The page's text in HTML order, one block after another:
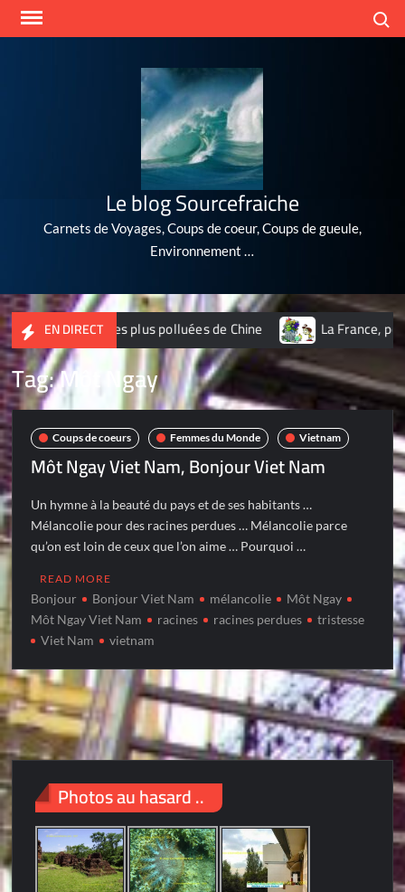
Skip
Le blog Sourcefraiche
Carnets de Voyages, Coups de coeur, Coups de gueule,
Environnement …
EN DIRECT
des 10 villes les plus polluées de Chine La France,
Tag:Môt Ngay
Coups de coeurs Femmes du Monde Vietnam
Môt Ngay Viet Nam, Bonjour Viet Nam
Un hymne à la beauté du pays et de ses habitants …
Mélancolie pour des racines perdues … Mélancolie parce
qu’on est loin de ceux que l’on aime … Pourquoi …
READ MORE
Bonjour Bonjour Viet Nam mélancolie
Môt Ngay
Môt Ngay Viet Nam
racines racines perdues
tristesse
Viet Nam
vietnam
Photos au hasard ..